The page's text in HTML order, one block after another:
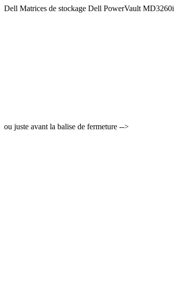
Dell Matrices de stockage Dell PowerVault
ou juste avant la balise de fermeture -->